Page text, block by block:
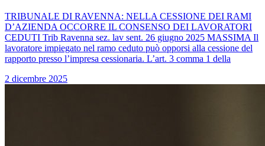
TRIBUNALE DI RAVENNA: NELLA CESSIONE DEI RAMI
D’AZIENDA OCCORRE IL CONSENSO DEI LAVORATORI
CEDUTI Trib Ravenna sez. lav sent. 26 giugno 2025 MASSIMA Il
lavoratore impiegato nel ramo ceduto può opporsi alla cessione del
rapporto presso l’impresa cessionaria. L’art. 3 comma 1 della
2 dicembre 2025